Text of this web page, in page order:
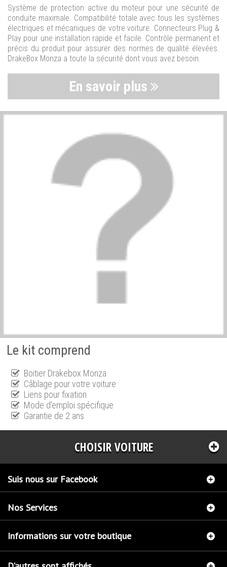
Système de protection active du moteur pour une sécurité de
conduite maximale. Compatibilité totale avec tous les systèmes
électriques et mécaniques de votre voiture. Connecteurs Plug &
Play pour une installation rapide et facile. Contrôle permanent et
précis du produit pour assurer des normes de qualité élevées.
DrakeBox Monza a toute la sécurité dont vous avez besoin.
En savoir plus
Le kit comprend
Boitier Drakebox Monza
Câblage pour votre voiture
Liens pour fixation
Mode d'emploi spécifique
Garantie de 2 ans
CHOISIR VOITURE
Suis nous sur Facebook
Nos Services
Informations sur votre boutique